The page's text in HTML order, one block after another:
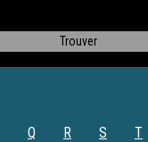
Q R S T